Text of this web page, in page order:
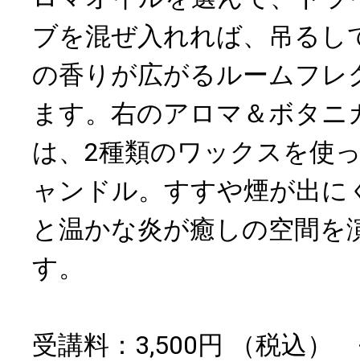
ブを混ぜ入れれば、吊るし
の香りが広がるルームフレ
ます。右のアロマ＆ボタ
は、2種類のワックスを使
ャンドル。すすや煙が出
と温かな炎が癒しの空間を
す。
受講料：3,500円 （税込）